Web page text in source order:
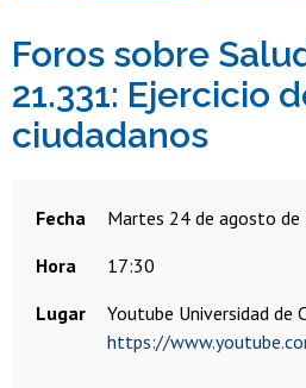
Egresadas/
Foros sobre
21.331: Ejercicio
ciudadanos
Fecha
martes 24 de agosto
Hora
17:30
Lugar
Youtube Universidad de
https://